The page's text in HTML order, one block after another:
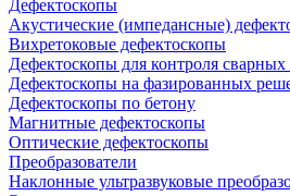
Дефектоскопы
Акустические (импедансные)
Вихретоковые дефектоскопы
Дефектоскопы для контроля
Дефектоскопы на фазированных
Дефектоскопы по бетону
Магнитные дефектоскопы
Оптические дефектоскопы
Преобразователи
Наклонные ультразвуковые